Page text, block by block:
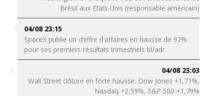
Brésil aux Etats-Unis (responsable américain)
04/08 23:15
SpaceX publie un chiffre d'affaires en hausse de 92%
pour ses premiers résultats trimestriels bl/adr
04/08 23:03
Wall Street clôture en forte hausse: Dow Jones +1,71%,
Nasdaq +2,59%, S&P 500 +1,79%